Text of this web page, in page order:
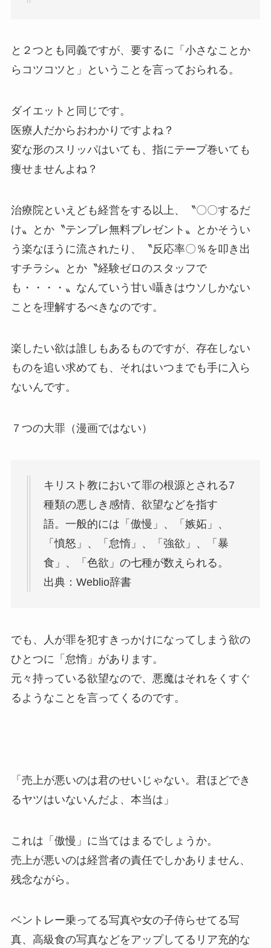
と２つとも同義ですが、要するに「小さなことか
らコツコツと」ということを言っておられる。
ダイエットと同じです。
医療人だからおわかりですよね？
変な形のスリッパはいても、指にテープ巻いても
痩せませんよね？
治療院といえども経営をする以上、〝〇〇するだ
け〟とか〝テンプレ無料プレゼント〟とかそうい
う楽なほうに流されたり、〝反応率〇％を叩き出
すチラシ〟とか〝経験ゼロのスタッフで
も・・・・〟なんていう甘い囁きはウソしかない
ことを理解するべきなのです。
楽したい欲は誰しもあるものですが、存在しない
ものを追い求めても、それはいつまでも手に入ら
ないんです。
７つの大罪（漫画ではない）
キリスト教において罪の根源とされる7
種類の悪しき感情、欲望などを指す
語。一般的には「傲慢」、「嫉妬」、
「憤怒」、「怠惰」、「強欲」、「暴
食」、「色欲」の七種が数えられる。
出典：Weblio辞書
でも、人が罪を犯すきっかけになってしまう欲の
ひとつに「怠惰」があります。
元々持っている欲望なので、悪魔はそれをくすぐ
るようなことを言ってくるのです。
「売上が悪いのは君のせいじゃない。君ほどでき
るヤツはいないんだよ、本当は」
これは「傲慢」に当てはまるでしょうか。
売上が悪いのは経営者の責任でしかありません、
残念ながら。
ベントレー乗ってる写真や女の子侍らせてる写
真、高級食の写真などをアップしてるリア充的な